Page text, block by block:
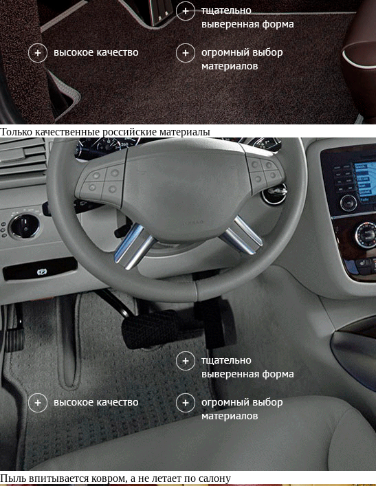
Только качественные российские материалы
Пыль впитывается ковром, а не летает по салону